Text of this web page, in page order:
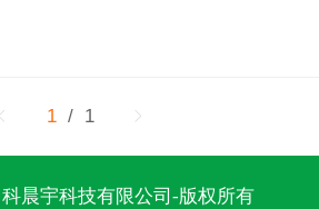
1 / 1
晨宇科技有限公司-版权所有